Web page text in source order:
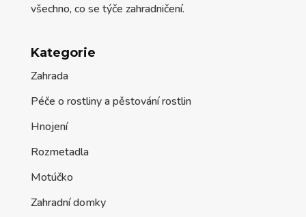
všechno, co se týče zahradničení.
Kategorie
Zahrada
Péče o rostliny a pěstování rostlin
Hnojení
Rozmetadla
Motúčko
Zahradní domky